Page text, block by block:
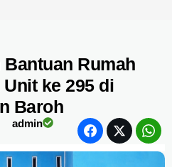
Bantuan Rumah
ke 295 di
Baroh
admin